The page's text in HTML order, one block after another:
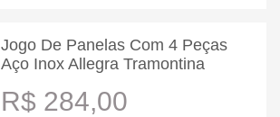
Jogo De Panelas Com 4 Peças
Aço Inox Allegra Tramontina
R$ 284,00